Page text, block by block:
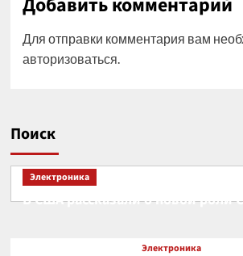
Для отправки комментария вам
авторизоваться.
Поиск
Электроника
В США рассказали о новой роли
Электроника